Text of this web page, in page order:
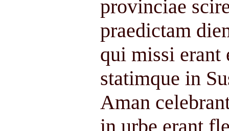
provinciae
praedictam
qui missi erant
statimque in
Aman
in urbe erant